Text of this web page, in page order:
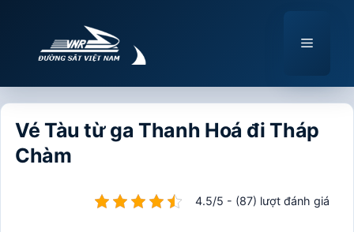
Menu
Vé Tàu từ ga Thanh Hoá đi Tháp
Chàm
4.5/5 - (87) lượt đánh giá